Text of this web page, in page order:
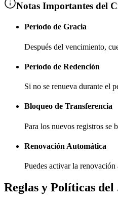
Notas Importantes del
Período de Gracia
Después del vencimiento,
Período de Redención
Si no se renueva durante el
Bloqueo de Transferencia
Para los nuevos registros se
Renovación Automática
Puedes activar la
Reglas y Políticas del